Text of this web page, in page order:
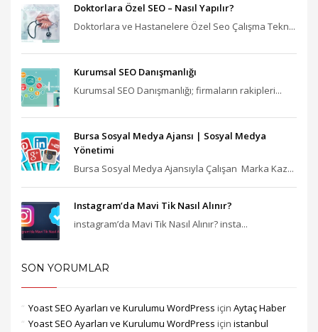
Doktorlara Özel SEO – Nasıl Yapılır?
Doktorlara ve Hastanelere Özel Seo Çalışma Tekn...
Kurumsal SEO Danışmanlığı
Kurumsal SEO Danışmanlığı; firmaların rakipleri...
Bursa Sosyal Medya Ajansı‎ | Sosyal Medya
Yönetimi
Bursa Sosyal Medya Ajansıyla Çalışan Marka Kaz...
Instagram’da Mavi Tik Nasıl Alınır?
instagram’da Mavi Tik Nasıl Alınır? insta...
SON YORUMLAR
Yoast SEO Ayarları ve Kurulumu WordPress için Aytaç Haber
Yoast SEO Ayarları ve Kurulumu WordPress için istanbul